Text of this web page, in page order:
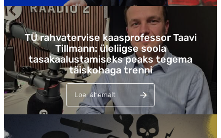
Lehed
TÜ rahvatervise kaasprofessor Taavi
Tillmann: üleliigse soola
tasakaalustamiseks peaks tegema
täiskohaga trenni
Loe lähemalt